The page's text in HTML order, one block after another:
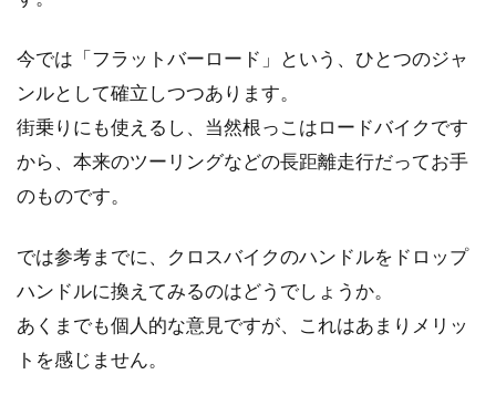
今では「フラットバーロード」という、ひとつのジャ
ンルとして確立しつつあります。
街乗りにも使えるし、当然根っこはロードバイクです
から、本来のツーリングなどの長距離走行だってお手
のものです。
では参考までに、クロスバイクのハンドルをドロップ
ハンドルに換えてみるのはどうでしょうか。
あくまでも個人的な意見ですが、これはあまりメリッ
トを感じません。